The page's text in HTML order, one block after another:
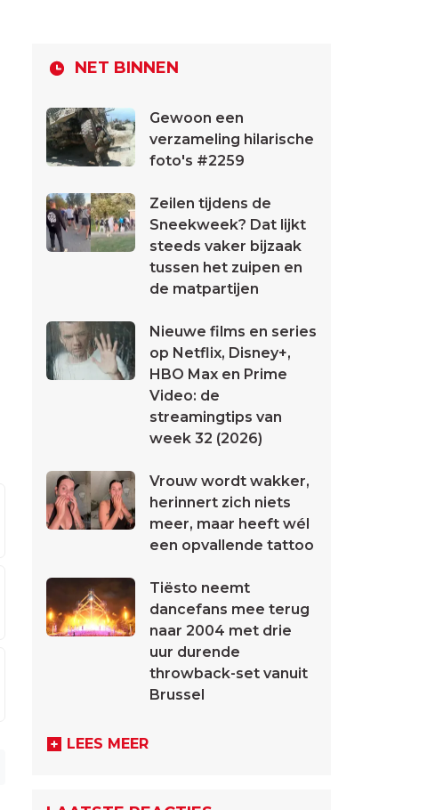
NET BINNEN
Gewoon een
verzameling hilarische
foto's #2259
Zeilen tijdens de
Sneekweek? Dat lijkt
steeds vaker bijzaak
tussen het zuipen en
de matpartijen
Nieuwe films en series
op Netflix, Disney+,
HBO Max en Prime
Video: de
streamingtips van
week 32 (2026)
Vrouw wordt wakker,
herinnert zich niets
meer, maar heeft wél
een opvallende tattoo
Tiësto neemt
dancefans mee terug
naar 2004 met drie
uur durende
throwback-set vanuit
Brussel
LEES MEER